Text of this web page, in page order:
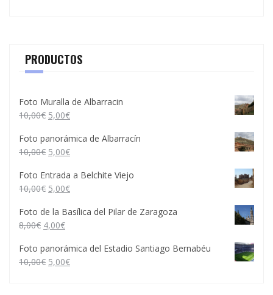
PRODUCTOS
Foto Muralla de Albarracin
10,00€ 5,00€
Foto panorámica de Albarracín
10,00€ 5,00€
Foto Entrada a Belchite Viejo
10,00€ 5,00€
Foto de la Basílica del Pilar de Zaragoza
8,00€ 4,00€
Foto panorámica del Estadio Santiago Bernabéu
10,00€ 5,00€